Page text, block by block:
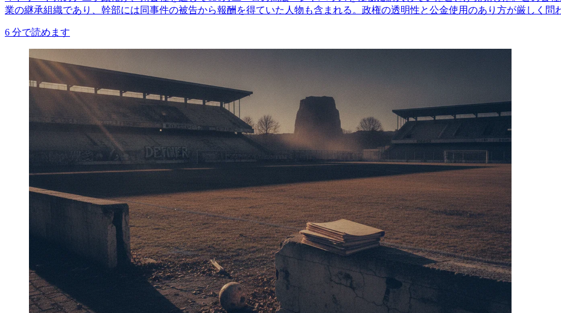
業の継承組織であり、幹部には同事件の被告から報酬を得ていた人物も含まれる。政権の透明性と公金使用のあり方が厳しく問
6 分で読めます